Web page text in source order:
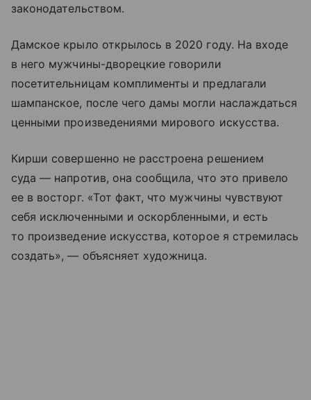
законодательством.
Дамское крыло открылось в 2020 году. На входе
в него мужчины-дворецкие говорили
посетительницам комплименты и предлагали
шампанское, после чего дамы могли наслаждаться
ценными произведениями мирового искусства.
Кирши совершенно не расстроена решением
суда — напротив, она сообщила, что это привело
ее в восторг. «Тот факт, что мужчины чувствуют
себя исключенными и оскорбленными, и есть
то произведение искусства, которое я стремилась
создать», — объясняет художница.